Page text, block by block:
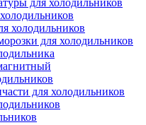
для холодильников
холодильников
для холодильников
для холодильников